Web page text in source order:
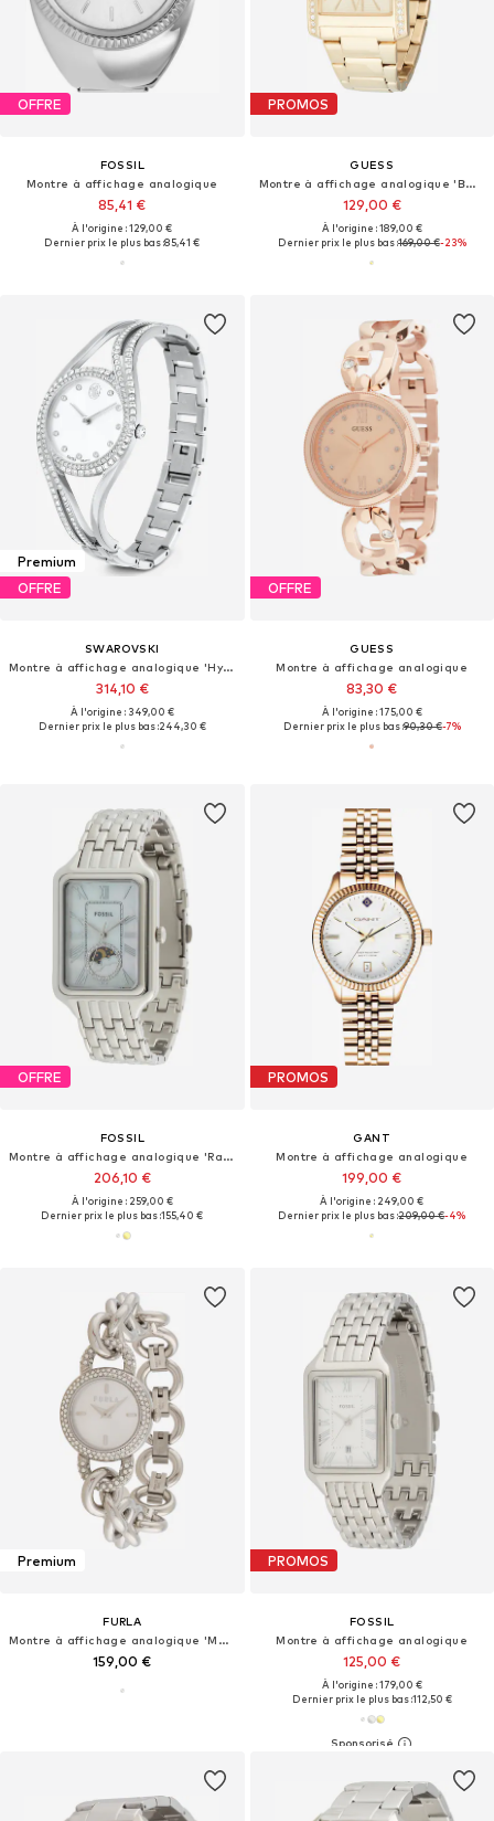
OFFRE
FOSSIL
Montre à affichage analogique
85,41 €
À l'origine : 129,00 €
Dernier prix le plus bas :85,41 €
PROMOS
GUESS
Montre à affichage analogique 'BONNIE'
129,00 €
À l'origine : 189,00 €
Dernier prix le plus bas :169,00 €-23%
Premium
OFFRE
SWAROVSKI
Montre à affichage analogique 'Hyperbola'
314,10 €
À l'origine : 349,00 €
Dernier prix le plus bas :244,30 €
OFFRE
GUESS
Montre à affichage analogique
83,30 €
À l'origine : 175,00 €
Dernier prix le plus bas :90,30 €-7%
OFFRE
FOSSIL
Montre à affichage analogique 'Raquel'
206,10 €
À l'origine : 259,00 €
Dernier prix le plus bas :155,40 €
PROMOS
GANT
Montre à affichage analogique
199,00 €
À l'origine : 249,00 €
Dernier prix le plus bas :209,00 €-4%
Premium
FURLA
Montre à affichage analogique 'Meridiana'
159,00 €
PROMOS
FOSSIL
Montre à affichage analogique
125,00 €
À l'origine : 179,00 €
Dernier prix le plus bas :112,50 €